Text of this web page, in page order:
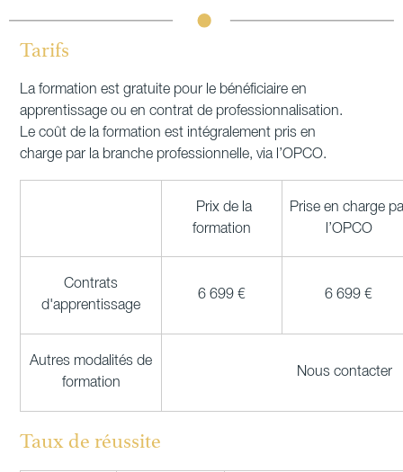
Tarifs
La formation est gratuite pour le bénéficiaire en
apprentissage ou en contrat de professionnalisation.
Le coût de la formation est intégralement pris en
charge par la branche professionnelle, via l’OPCO.
Prix de la
formation
Prise en charge
l’OPCO
Contrats
d'apprentissage
6 699 € 6 699 €
Autres modalités de
formation
Nous contacter
Taux de réussite